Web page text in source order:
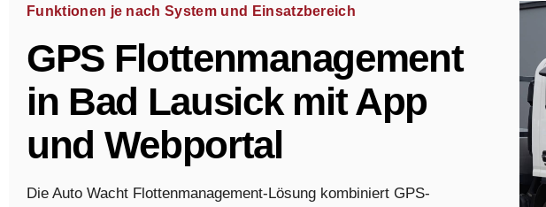
Funktionen je nach System und Einsatzbereich
GPS Flottenmanagement
in Bad Lausick mit App
und Webportal
Die Auto Wacht Flottenmanagement-Lösung kombiniert GPS-